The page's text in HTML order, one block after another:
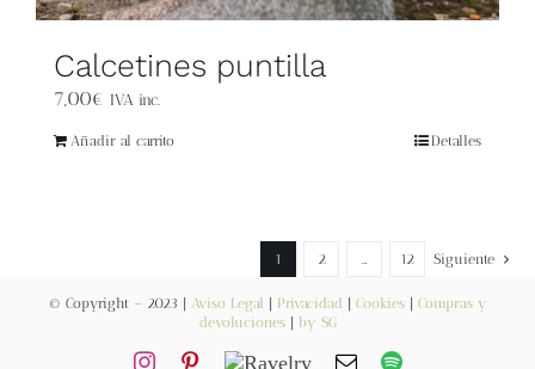
Carrito
Calcetines puntilla
7,00€ IVA inc.
Añadir al carrito Detalles
1 2 … 12 Siguiente
© Copyright – 2023 | Aviso Legal Privacidad Cookies| Compras y
devoluciones| by SG